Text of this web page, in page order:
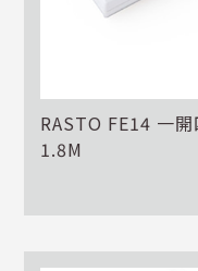
RASTO FE14 一
1.8M